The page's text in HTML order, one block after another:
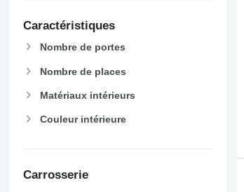
Caractéristiques
Nombre de portes
Nombre de places
Matériaux intérieurs
Couleur intérieure
Carrosserie